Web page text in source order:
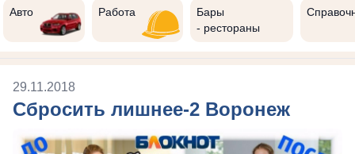
Авто Работа
Бары
- рестораны
29.11.2018
Сбросить лишнее-2 Воронеж